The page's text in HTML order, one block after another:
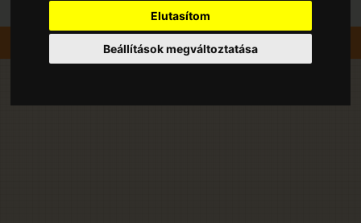
Elutasítom
Beállítások megváltoztatása
Szedd magad Cseresznye Szár